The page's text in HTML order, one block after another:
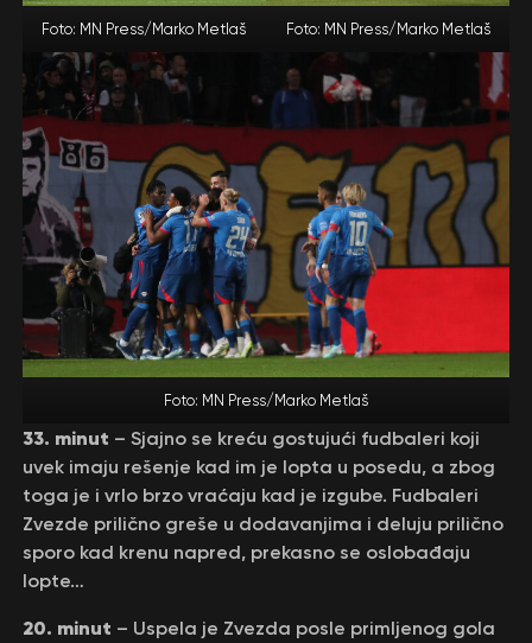
Foto: MN Press/Marko Metlaš Foto: MN Press/Marko Metlaš
Foto: MN Press/Marko Metlaš
33. minut – Sjajno se kreću gostujući fudbaleri koji
uvek imaju rešenje kad im je lopta u posedu, a zbog
toga je i vrlo brzo vraćaju kad je izgube. Fudbaleri
Zvezde prilično greše u dodavanjima i deluju prilično
sporo kad krenu napred, prekasno se oslobađaju
lopte…
20. minut – Uspela je Zvezda posle primljenog gola